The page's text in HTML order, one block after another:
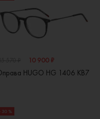
10 900 ₽
HUGO HG 1406 KB7
- 30 %